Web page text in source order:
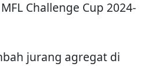
Challenge Cup 2024-
jurang agregat di